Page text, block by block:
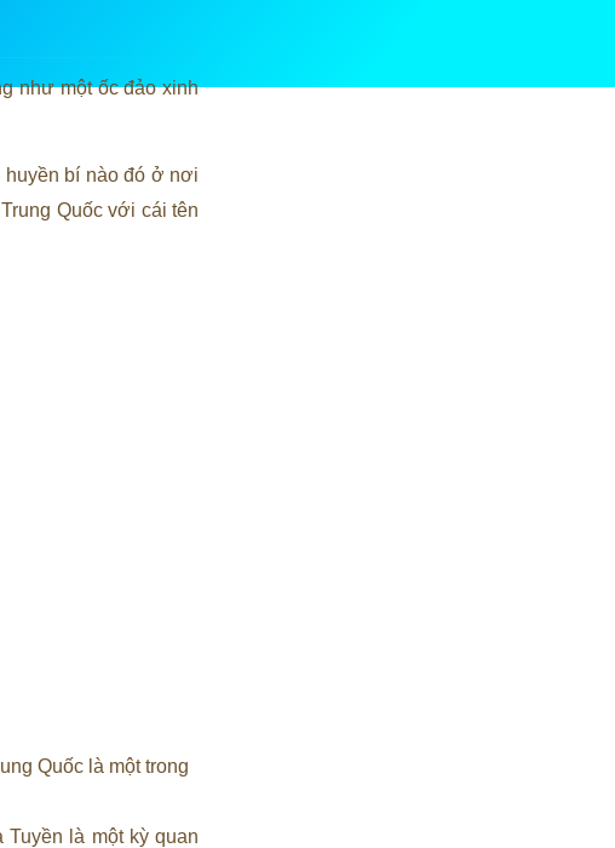
như một ốc đảo xinh
huyền bí nào đó ở nơi
Quốc với cái tên
Quốc là một trong
là một kỳ quan